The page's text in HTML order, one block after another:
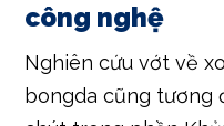
công nghệ
Nghiên cứu vớt về
bongda cũng tương